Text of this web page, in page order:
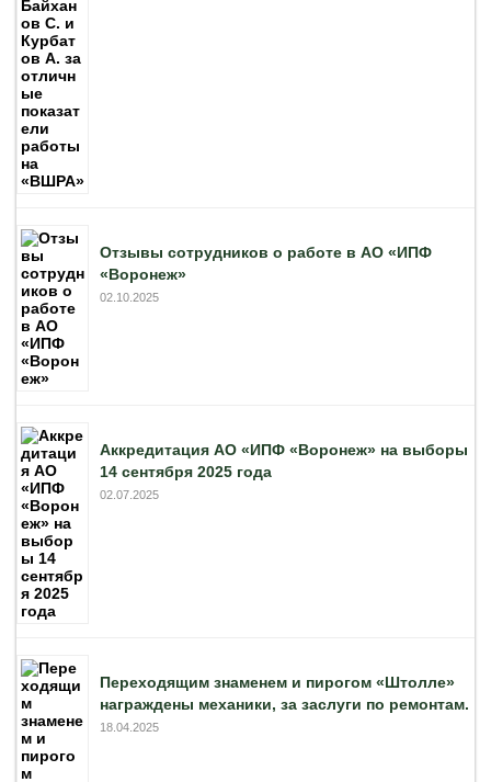
Отзывы сотрудников о работе в АО «ИПФ
«Воронеж»
02.10.2025
Аккредитация АО «ИПФ «Воронеж» на выборы
14 сентября 2025 года
02.07.2025
Переходящим знаменем и пирогом «Штолле»
награждены механики, за заслуги по ремонтам.
18.04.2025